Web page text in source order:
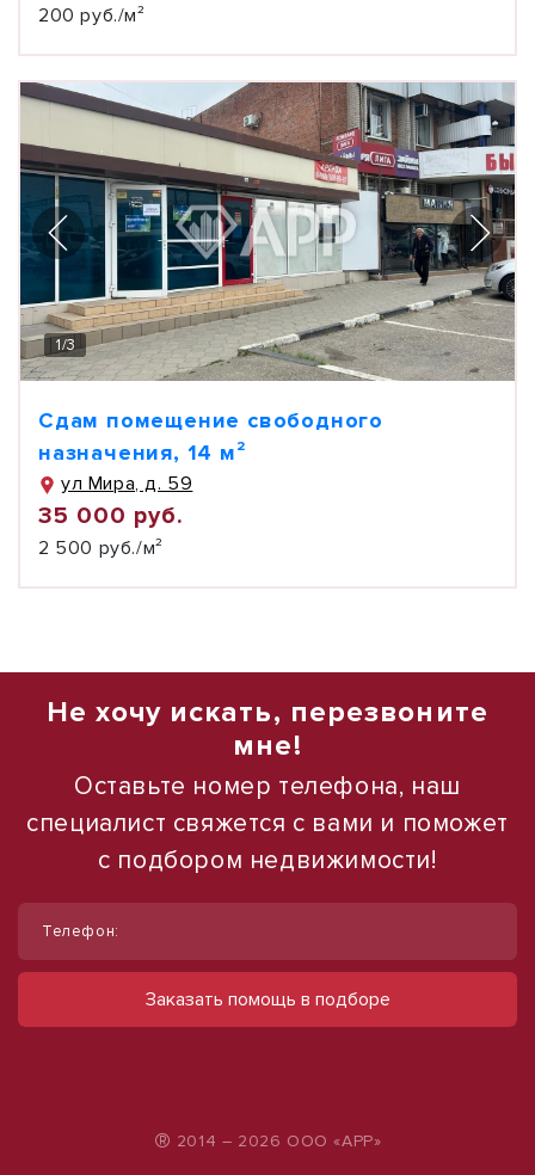
200 руб./м²
1/3
Сдам помещение свободного
назначения, 14 м²
ул Мира, д. 59
35 000 руб.
2 500 руб./м²
Не хочу искать, перезвоните
мне!
Оставьте номер телефона, наш
специалист свяжется с вами и поможет
с подбором недвижимости!
Телефон:
Заказать помощь в подборе
® 2014 – 2026 ООО «АРР»